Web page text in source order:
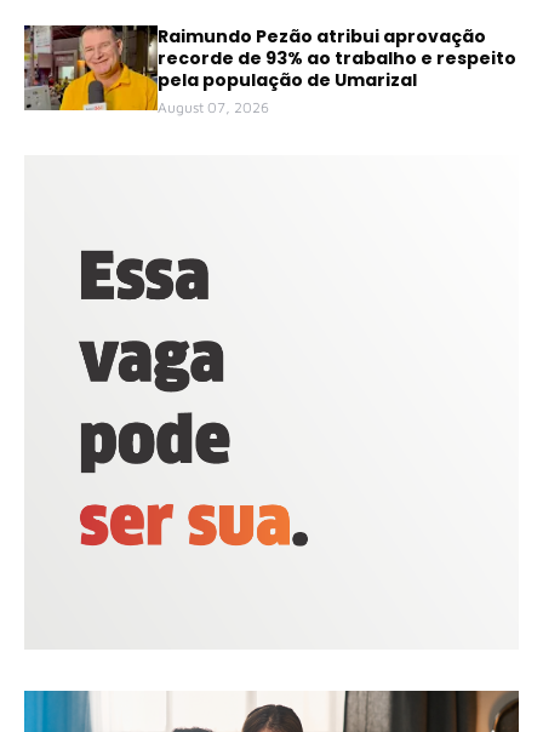
Raimundo Pezão atribui aprovação
recorde de 93% ao trabalho e respeito
pela população de Umarizal
August 07, 2026